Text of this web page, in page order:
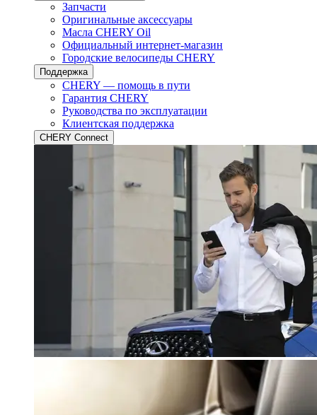
Запчасти
Оригинальные аксессуары
Масла CHERY Oil
Официальный интернет-магазин
Городские велосипеды CHERY
Поддержка
CHERY — помощь в пути
Гарантия CHERY
Руководства по эксплуатации
Клиентская поддержка
CHERY Connect